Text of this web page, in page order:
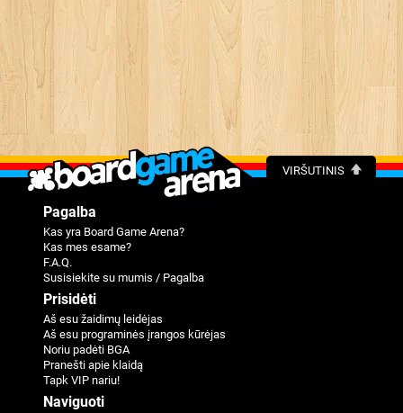
VIRŠUTINIS
Pagalba
Kas yra Board Game Arena?
Kas mes esame?
F.A.Q.
Susisiekite su mumis / Pagalba
Prisidėti
Aš esu žaidimų leidėjas
Aš esu programinės įrangos kūrėjas
Noriu padėti BGA
Pranešti apie klaidą
Tapk VIP nariu!
Naviguoti